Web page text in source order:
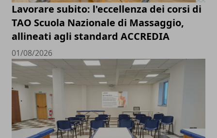
Lavorare subito: l'eccellenza dei corsi di
TAO Scuola Nazionale di Massaggio,
allineati agli standard ACCREDIA
01/08/2026